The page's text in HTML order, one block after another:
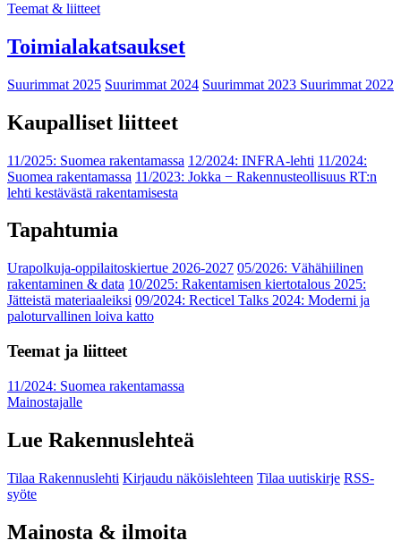
Teemat & liitteet
Toimialakatsaukset
Suurimmat 2025 Suurimmat 2024 Suurimmat 2023 Suurimmat 2022
Kaupalliset liitteet
11/2025: Suomea rakentamassa 12/2024: INFRA-lehti 11/2024:
Suomea rakentamassa 11/2023: Jokka − Rakennusteollisuus RT:n
lehti kestävästä rakentamisesta
Tapahtumia
Urapolkuja-oppilaitoskiertue 2026-2027 05/2026: Vähähiilinen
rakentaminen & data 10/2025: Rakentamisen kiertotalous 2025:
Jätteistä materiaaleiksi 09/2024: Recticel Talks 2024: Moderni ja
paloturvallinen loiva katto
Teemat ja liitteet
11/2024: Suomea rakentamassa
Mainostajalle
Lue Rakennuslehteä
Tilaa Rakennuslehti Kirjaudu näköislehteen Tilaa uutiskirje RSS-
syöte
Mainosta & ilmoita